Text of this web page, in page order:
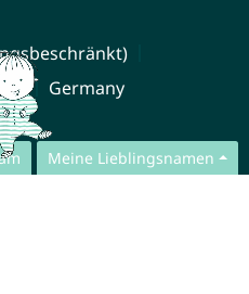
Meine Lieblingsnamen
Germany